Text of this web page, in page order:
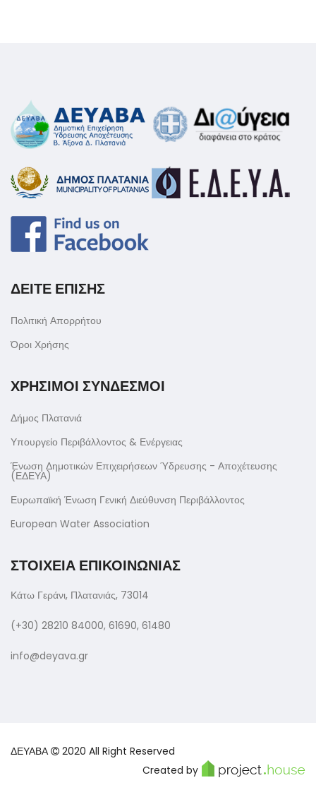
ΔΕΙΤΕ ΕΠΙΣΗΣ
Πολιτική Απορρήτου
Όροι Χρήσης
ΧΡΗΣΙΜΟΙ ΣΥΝΔΕΣΜΟΙ
Δήμος Πλατανιά
Υπουργείο Περιβάλλοντος & Ενέργειας
Ένωση Δημοτικών Επιχειρήσεων Ύδρευσης - Αποχέτευσης
(ΕΔΕΥΑ)
Ευρωπαϊκή Ένωση Γενική Διεύθυνση Περιβάλλοντος
European Water Association
ΣΤΟΙΧΕΙΑ ΕΠΙΚΟΙΝΩΝΙΑΣ
Κάτω Γεράνι, Πλατανιάς, 73014
(+30) 28210 84000, 61690, 61480
info@deyava.gr
ΔΕΥΑΒΑ
2020 All Right Reserved
Created by